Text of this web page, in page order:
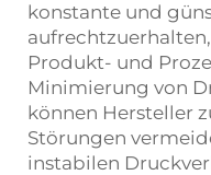
konstante und
Produkt- und
Minimierung von
können Hersteller
Störungen
instabilen